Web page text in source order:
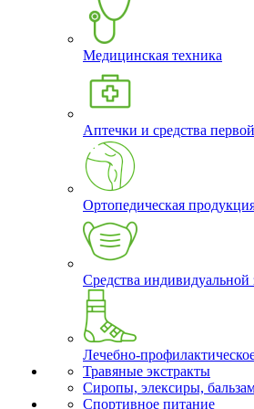
Медицинская техника
Аптечки и средства
Ортопедическая
Средства
Лечебно-
Травяные экстракты
Сиропы, элексиры,
Спортивное питание